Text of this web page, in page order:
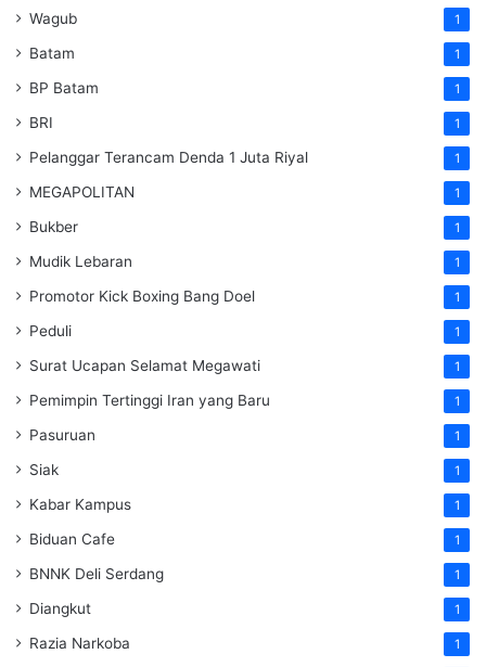
Wagub 1
Batam 1
BP Batam 1
BRI 1
Pelanggar Terancam Denda 1 Juta Riyal 1
MEGAPOLITAN 1
Bukber 1
Mudik Lebaran 1
Promotor Kick Boxing Bang Doel 1
Peduli 1
Surat Ucapan Selamat Megawati 1
Pemimpin Tertinggi Iran yang Baru 1
Pasuruan 1
Siak 1
Kabar Kampus 1
Biduan Cafe 1
BNNK Deli Serdang 1
Diangkut 1
Razia Narkoba 1